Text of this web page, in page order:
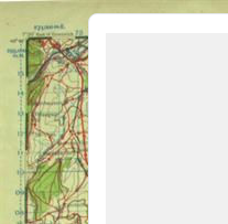
Bienvenue sur LE